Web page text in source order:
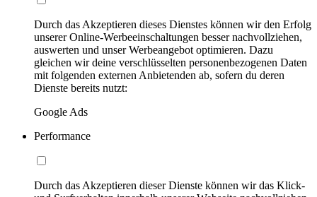
Durch das Akzeptieren dieses Dienstes können wir den Erfolg
unserer Online-Werbeeinschaltungen besser nachvollziehen,
auswerten und unser Werbeangebot optimieren. Dazu
gleichen wir deine verschlüsselten personenbezogenen Daten
mit folgenden externen Anbietenden ab, sofern du deren
Dienste bereits nutzt:
Google Ads
Performance
Durch das Akzeptieren dieser Dienste können wir das Klick-